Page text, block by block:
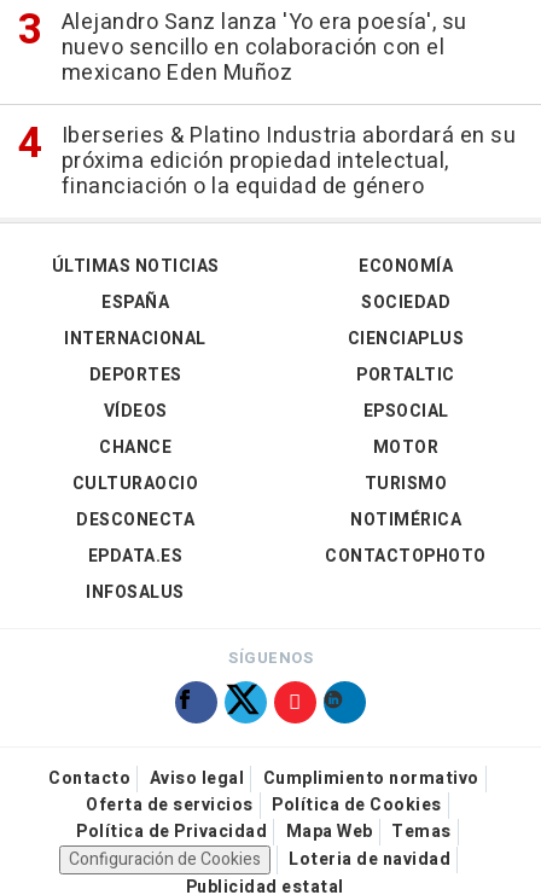
Alejandro Sanz lanza 'Yo era poesía', su
nuevo sencillo en colaboración con el
mexicano Eden Muñoz
Iberseries & Platino Industria abordará en su
próxima edición propiedad intelectual,
financiación o la equidad de género
ÚLTIMAS NOTICIAS
ESPAÑA
INTERNACIONAL
DEPORTES
VÍDEOS
ECONOMÍA
SOCIEDAD
CIENCIAPLUS
PORTALTIC
EPSOCIAL
CHANCE
CULTURAOCIO
DESCONECTA
EPDATA.ES
INFOSALUS
MOTOR
TURISMO
NOTIMÉRICA
CONTACTOPHOTO
SÍGUENOS
Contacto Aviso legal
Cumplimiento normativo
Oferta de servicios
Política de Cookies
Política de Privacidad
Mapa Web
Temas
Configuración de Cookies
Loteria de navidad
Publicidad estatal